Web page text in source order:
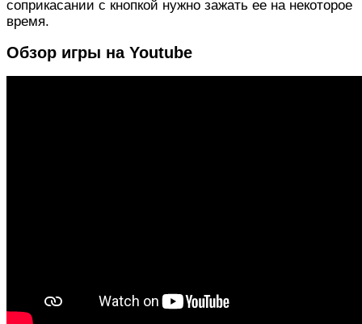
соприкасании с кнопкой нужно зажать ее на некоторое
время.
Обзор игры на Youtube